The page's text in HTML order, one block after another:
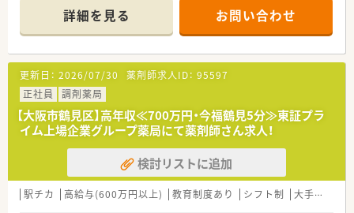
≪手厚い福利厚生≫
ロマテラピー検定、かかりつけ薬剤師など）
■病気やケガなどで働けないときの生活費をサポート「LTD（保
険）」に会社が加入してくれます。
■住宅手当20,000～40,000円あり（要件あり）
■産休･育休の取得率100%、復帰率96%と女性の方が安心して
復帰出来る環境づくりに努めています。
＼＼ こんな方にオススメ！ ／／
★ライフスタイルに合わせてパート勤務したい方！
★地域密着の薬局で働きたい方！
■研修制度は様々なプランがあり、集合研修だけでなく任意で受
講可能な研修も幅広く用意されています
■店舗で活躍する従業員、社外で活躍する従業員、将来経営幹部
となる従業員など、薬剤師として様々な活躍ができるフィールド
を用意されています
■総合薬剤師・調剤薬剤師（土日休み・19時までの勤務）どちらか
の働き方を選択できます
■調剤併設型だけでなく「医療モール・クリニック併設店舗」「敷
地内薬局」「訪問調剤特化型店舗」など様々な店舗を運営してい
ます
■在宅医療にも積極的取り組んでおり「訪問調剤特化型店舗」を
50店舗以上、無菌調剤室は業界最多の51店舗設置しています
■「プラチナくるみん認定企業」「健康経営優良法人2023（大規模
法人部門）認定」等を取得し一人ひとりが働きやすい環境が整備
詳細を見る お問い合わせ
更新日： 2026/07/30 薬剤師求人ID： 95597
正社員
調剤薬局
【大阪市鶴見区】高年収≪700万円・今福鶴見5分≫東証プラ
イム上場企業グループ薬局にて薬剤師さん求人！
検討リストに追加
駅チカ 高給与(600万円以上) 教育制度あり シフト制 大手チェーン